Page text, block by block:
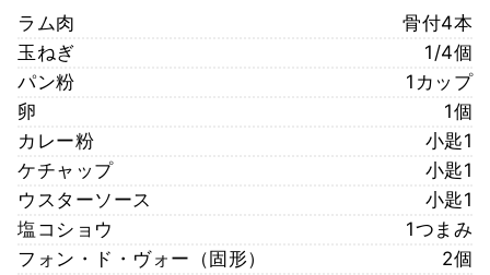
ラム肉
骨付4本
玉ねぎ
1/4個
パン粉
1カップ
卵
1個
カレー粉
小匙1
ケチャップ
小匙1
ウスターソース
小匙1
塩コショウ
1つまみ
フォン・ド・ヴォー（固形）
2個